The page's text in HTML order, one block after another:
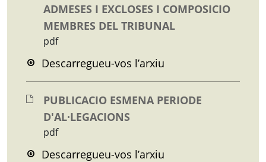
ADMESES I EXCLOSES I COMPOSICIO
MEMBRES DEL TRIBUNAL
pdf
Descarregueu-vos l’arxiu
PUBLICACIO ESMENA PERIODE
D'AL·LEGACIONS
pdf
Descarregueu-vos l’arxiu